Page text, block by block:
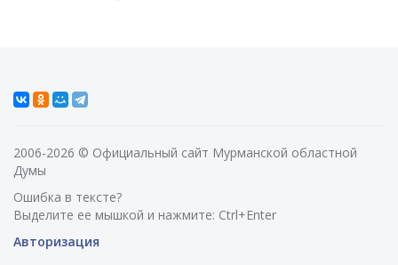
2006-2026 © Официальный сайт Мурманской областной
Думы
Ошибка в тексте?
Выделите ее мышкой и нажмите: Ctrl+Enter
Авторизация